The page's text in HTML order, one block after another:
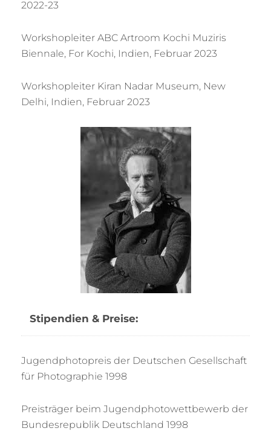
2022-23
Workshopleiter ABC Artroom Kochi Muziris
Biennale, For Kochi, Indien, Februar 2023
Workshopleiter Kiran Nadar Museum, New
Delhi, Indien, Februar 2023
Stipendien & Preise:
Jugendphotopreis der Deutschen Gesellschaft
für Photographie 1998
Preisträger beim Jugendphotowettbewerb der
Bundesrepublik Deutschland 1998